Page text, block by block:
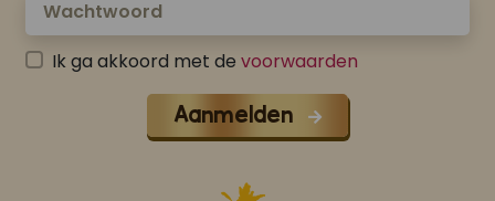
Ik ga akkoord met de voorwaarden
Aanmelden